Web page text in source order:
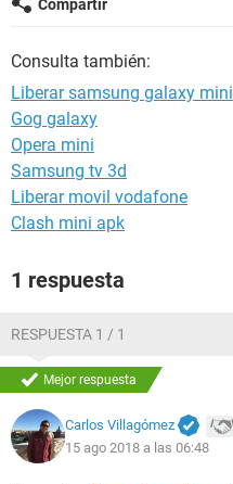
Compartir
Consulta también:
Liberar samsung galaxy mini
Gog galaxy
Opera mini
Samsung tv 3d
Liberar movil vodafone
Clash mini apk
1 respuesta
RESPUESTA 1 / 1
Mejor respuesta
Carlos Villagómez
15 ago 2018 a las 06:48